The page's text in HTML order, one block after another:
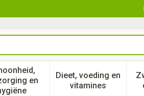
en
Toon submenu voor Schoonheid,
Dieet, voeding en
vitamines
Toon